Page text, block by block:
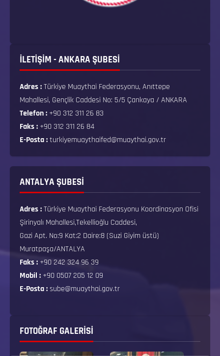
İLETİŞİM - ANKARA ŞUBESİ
Adres :Türkiye Muaythai Federasyonu, Anıttepe
Mahallesi, Gençlik Caddesi No: 5/5 Çankaya / ANKARA
Telefon : +90 312 311 26 83
Faks : +90 312 311 26 84
E-Posta :turkiyemuaythaifed@muaythai.gov.tr
ANTALYA ŞUBESİ
Adres :Türkiye Muaythai Federasyonu Koordinasyon Ofisi
Şirinyalı Mahallesi,Tekellioğlu Caddesi,
Gazi Apt. No:9 Kat:2 Daire:8 (Suzi Giyim üstü)
Muratpaşa/ANTALYA
Faks : +90 242 324 96 39
Mobil : +90 0507 205 12 09
E-Posta :sube@muaythai.gov.tr
FOTOĞRAF GALERISI